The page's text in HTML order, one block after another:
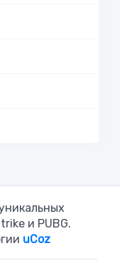
и PUBG.
uCoz